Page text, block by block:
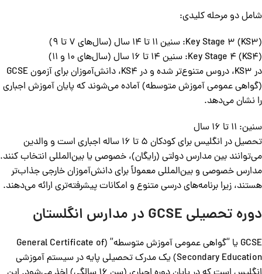
شامل دو مرحله کلیدی:
Key Stage 3 (KS3): سنین 11 تا 14 سال (سال‌های 7 تا 9)
Key Stage 4 (KS4): سنین 14 تا 16 سال (سال‌های 10 و 11)
در KS3، دروس متنوع‌تر شده و در KS4، دانش‌آموزان برای آزمون GCSE
(گواهی عمومی آموزش متوسطه) آماده می‌شوند که پایان آموزش اجباری
را نشان می‌دهد.
سنین: 11 تا 16 سال
تحصیل در انگلیس برای کودکان 5 تا 16 ساله اجباری است و والدین
می‌توانند بین مدارس دولتی (رایگان)، خصوصی یا بین‌المللی انتخاب کنند.
مدارس خصوصی و بین‌المللی معمولاً برای دانش‌آموزان خارجی جذاب‌تر
هستند، زیرا برنامه‌های درسی متنوع و امکانات پیشرفته‌تری ارائه می‌دهند.
دوره تحصیلی GCSE در مدارس انگلستان
GCSE یا “گواهی عمومی آموزش متوسطه” (General Certificate of
Secondary Education) یک مدرک تحصیلی پایه در سیستم آموزشی